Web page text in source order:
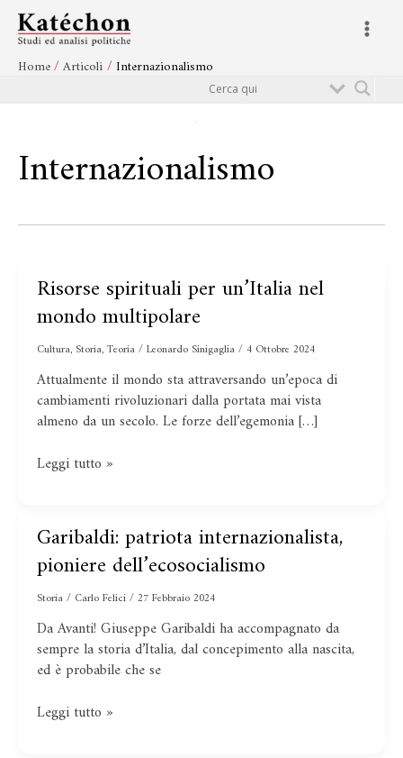
contenuto
Main
Home Articoli Internazionalismo
Internazionalismo
Risorse spirituali per un’Italia nel
mondo multipolare
Cultura, Storia,Teoria/Leonardo Sinigaglia/4 Ottobre 2024
Attualmente il mondo sta attraversando un’epoca di
cambiamenti rivoluzionari dalla portata mai vista
almeno da un secolo. Le forze dell’egemonia […]
Risorse
spirituali
per
un’Italia
nel
mondo
multipolare
Leggi tutto »
Garibaldi: patriota internazionalista,
pioniere dell’ecosocialismo
Storia/ Carlo Felici/27 Febbraio 2024
Da Avanti! Giuseppe Garibaldi ha accompagnato da
sempre la storia d’Italia, dal concepimento alla nascita,
ed è probabile che se
Garibaldi:
patriota
internazionalista,
pioniere
dell’ecosocialismo
Leggi tutto »